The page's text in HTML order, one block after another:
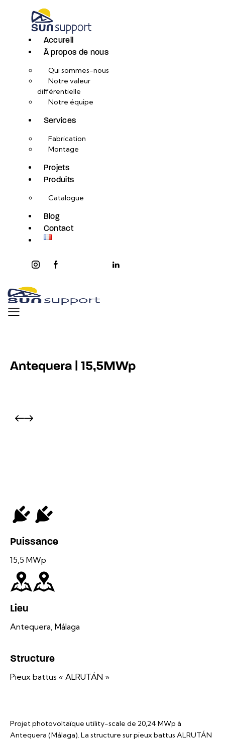
Accureil
À propos de nous
Qui sommes-nous
Notre valeur
différentielle
Notre équipe
Services
Fabrication
Montage
Projets
Produits
Catalogue
Blog
Contact
instagramfacebook-
youtube2
linkedin
Antequera | 15,5MWp
Puissance
15,5 MWp
Lieu
Antequera, Málaga
Structure
Pieux battus « ALRUTÁN »
Projet photovoltaïque utility-scale de 20,24 MWp à
Antequera (Málaga). La structure sur pieux battus ALRUTÁN